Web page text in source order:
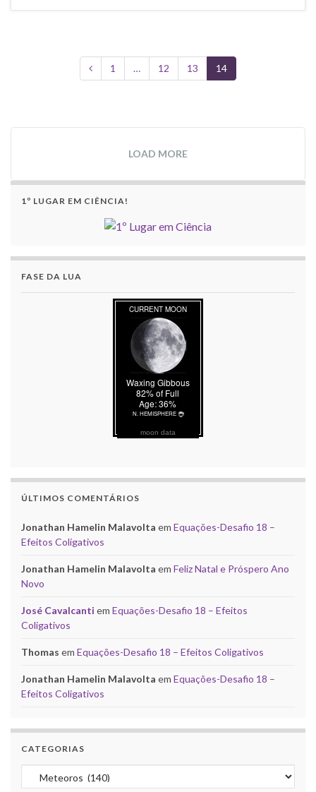
1 … 12 13 14
LOAD MORE
1º LUGAR EM CIÊNCIA!
FASE DA LUA
moon data
ÚLTIMOS COMENTÁRIOS
Jonathan Hamelin Malavolta em Equações-Desafio 18 –
Efeitos Coligativos
Jonathan Hamelin Malavolta em Feliz Natal e Próspero Ano
Novo
José Cavalcanti em Equações-Desafio 18 – Efeitos
Coligativos
Thomas em Equações-Desafio 18 – Efeitos Coligativos
Jonathan Hamelin Malavolta em Equações-Desafio 18 –
Efeitos Coligativos
CATEGORIAS
Categorias